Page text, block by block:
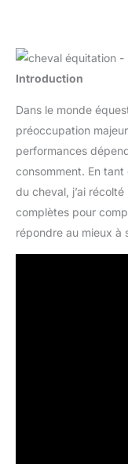
Introduction
Dans le monde
préoccupation
performances
consomment. En tant
du cheval, j’ai
complètes pour
répondre au mieux à